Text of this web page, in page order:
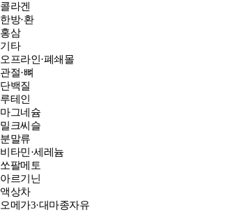
콜라겐
한방·환
홍삼
기타
오프라인·폐쇄몰
관절·뼈
단백질
루테인
마그네슘
밀크씨슬
분말류
비타민·세레늄
쏘팔메토
아르기닌
액상차
오메가3·대마종자유